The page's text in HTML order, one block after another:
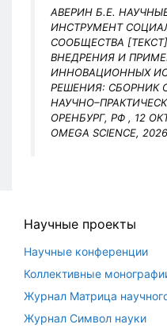
АВЕРИН Б.Е.
ИНСТРУМЕНТ
СООБЩЕСТВА
ВНЕДРЕНИЯ И
ИННОВАЦИОННЫХ
РЕШЕНИЯ: СБОРНИК
ОРЕНБУРГ, РФ , 12
OMEGA SCIENCE,
Научные проекты
Научные конференции
Коллективные
Журнал Матрица
Журнал Символ науки